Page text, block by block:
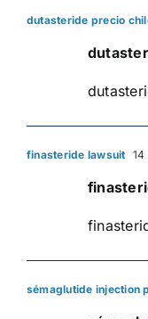
dutasteride precio
finasteride lawsuit 14
sémaglutide injection